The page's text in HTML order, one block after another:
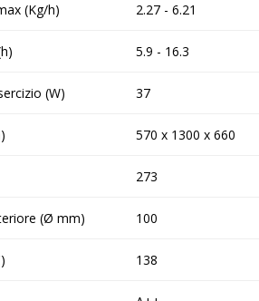
(Kg/h) 2.27 - 6.21
5.9 - 16.3
(W) 37
570 x 1300 x 660
273
(Ø mm) 100
138